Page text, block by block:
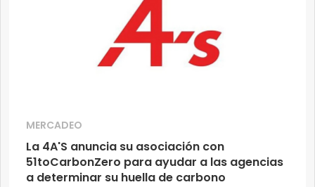
MERCADEO
La 4A'S anuncia su asociación con
51toCarbonZero para ayudar a las agencias
a determinar su huella de carbono